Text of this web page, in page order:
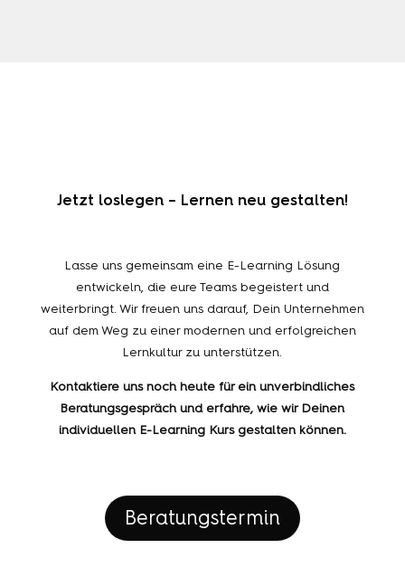
Jetzt loslegen – Lernen neu gestalten!
Lasse uns gemeinsam eine E-Learning Lösung
entwickeln, die eure Teams begeistert und
weiterbringt. Wir freuen uns darauf, Dein Unternehmen
auf dem Weg zu einer modernen und erfolgreichen
Lernkultur zu unterstützen.
Kontaktiere uns noch heute für ein unverbindliches
Beratungsgespräch und erfahre, wie wir Deinen
individuellen E-Learning Kurs gestalten können.
Beratungstermin